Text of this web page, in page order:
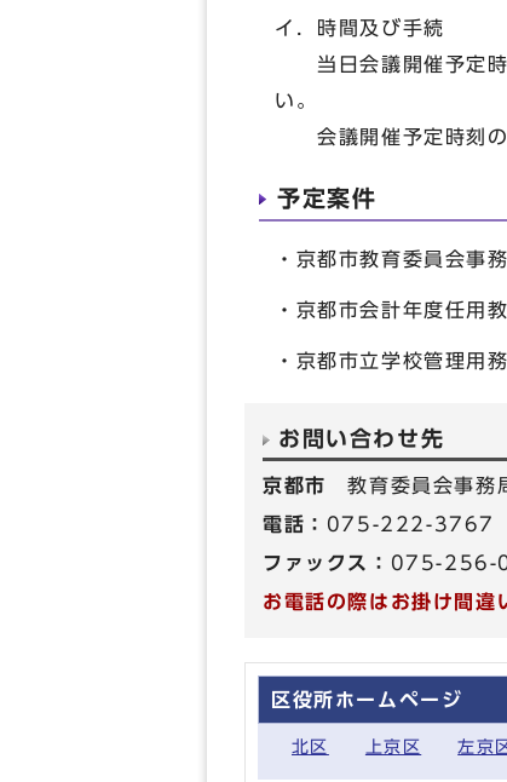
イ．時間及び手続
当日会議開催予定時
い。
会議開催予定時刻の
予定案件
・京都市教育委員会事
・京都市会計年度任用
・京都市立学校管理用
お問い合わせ先
京都市教育委員会事務
電話： 075-222-3767
ファックス： 075-256-
お電話の際はお掛け間違
区役所ホームページ
北区 上京区 左京